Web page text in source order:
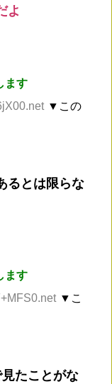
よ
ます
▼この
るとは限らな
ます
▼こ
たことがな